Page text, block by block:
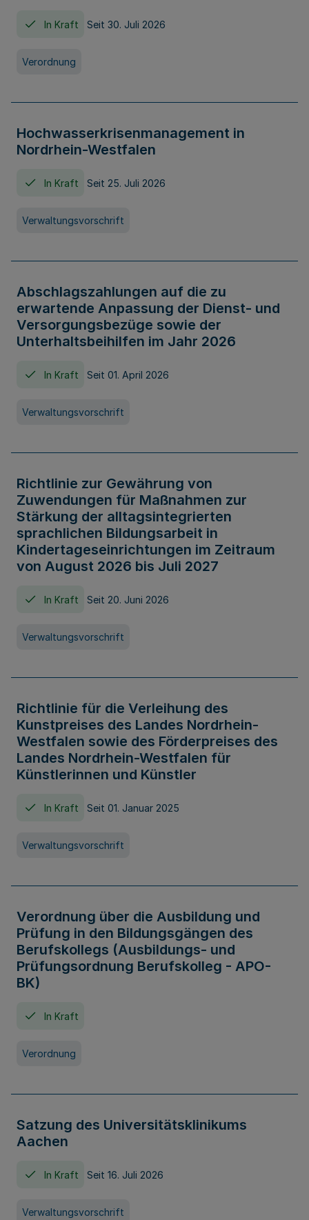
In Kraft Seit 30. Juli 2026
Verordnung
Hochwasserkrisenmanagement in
Nordrhein-Westfalen
In Kraft Seit 25. Juli 2026
Verwaltungsvorschrift
Abschlagszahlungen auf die zu
erwartende Anpassung der Dienst- und
Versorgungsbezüge sowie der
Unterhaltsbeihilfen im Jahr 2026
In Kraft Seit 01. April 2026
Verwaltungsvorschrift
Richtlinie zur Gewährung von
Zuwendungen für Maßnahmen zur
Stärkung der alltagsintegrierten
sprachlichen Bildungsarbeit in
Kindertageseinrichtungen im Zeitraum
von August 2026 bis Juli 2027
In Kraft Seit 20. Juni 2026
Verwaltungsvorschrift
Richtlinie für die Verleihung des
Kunstpreises des Landes Nordrhein-
Westfalen sowie des Förderpreises des
Landes Nordrhein-Westfalen für
Künstlerinnen und Künstler
In Kraft Seit 01. Januar 2025
Verwaltungsvorschrift
Verordnung über die Ausbildung und
Prüfung in den Bildungsgängen des
Berufskollegs (Ausbildungs- und
Prüfungsordnung Berufskolleg - APO-
BK)
In Kraft
Verordnung
Satzung des Universitätsklinikums
Aachen
In Kraft Seit 16. Juli 2026
Verwaltungsvorschrift